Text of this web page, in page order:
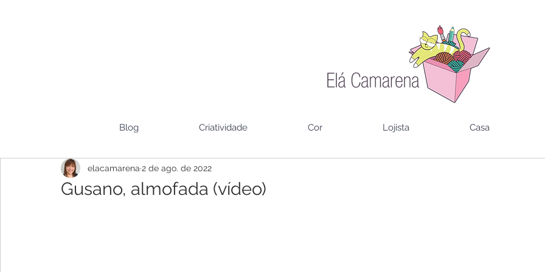
Blog Criatividade Cor Lojista Casa
Gusano, almofada (vídeo)
elacamarena 2 de ago. de 2022